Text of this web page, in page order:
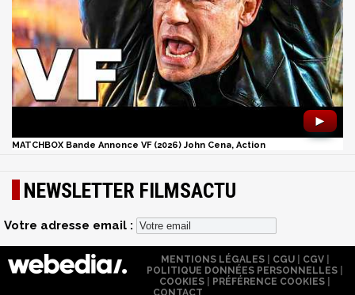
►
MATCHBOX Bande Annonce VF (2026) John Cena, Action
NEWSLETTER FILMSACTU
Votre adresse email :
MENTIONS LÉGALES| CGU| CGV|
POLITIQUE DONNÉES PERSONNELLES
COOKIES
PRÉFÉRENCE COOKIES